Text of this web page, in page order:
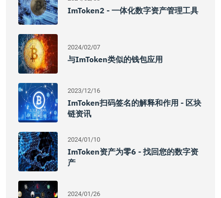
ImToken2 - 一体化数字资产管理工具
2024/02/07
与imToken类似的钱包应用
2023/12/16
ImToken扫码签名的解释和作用 - 区块
链资讯
2024/01/10
ImToken资产为零6 - 找回您的数字资
产
2024/01/26